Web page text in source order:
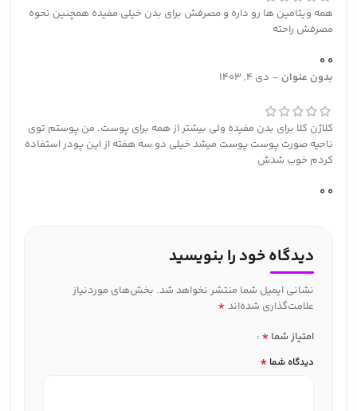
همه ویتامین ها رو داره و مصرفش برای بدن خیلی مفیده همچنین نحوه
مصرفش راحته
0
0
بدون عنوان – دی 4, 1403
کلاژن کلا برای بدن مفیده ولی بیشتر از همه برای پوست. من پوستم توی
ناحیه صورت پوست پوست میشد خیلی دو سه هفته از این پودر استفاده
کردم خوب شدش
0
0
دیدگاه خود را بنویسید
نشانی ایمیل شما منتشر نخواهد شد. بخش‌های موردنیاز
علامت‌گذاری شده‌اند *
امتیاز شما *
دیدگاه شما *